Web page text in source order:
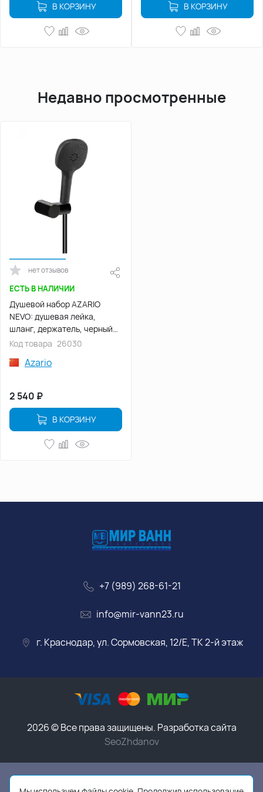
В КОРЗИНУ В КОРЗИНУ
Недавно просмотренные
нет отзывов
ЕСТЬ В НАЛИЧИИ
Душевой набор AZARIO
NEVO: душевая лейка,
шланг, держатель, черный
(AZ-157860124)
Код товара 26030
Azario
2 540 ₽
В КОРЗИНУ
+7 (989) 268-61-21
info@mir-vann23.ru
г. Краснодар, ул. Сормовская, 12/Е, ТК 2-й этаж
2026 © Все права защищены. Разработка сайта
SeoZhdanov
Данный интернет-магазин носит исключительно